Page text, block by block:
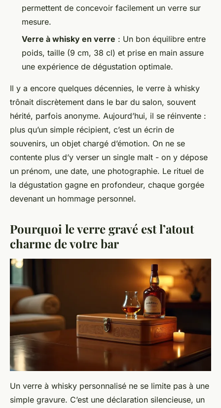
permettent de concevoir facilement un verre sur
mesure.
Verre à whisky en verre : Un bon équilibre entre
poids, taille (9 cm, 38 cl) et prise en main assure
une expérience de dégustation optimale.
Il y a encore quelques décennies, le verre à whisky
trônait discrètement dans le bar du salon, souvent
hérité, parfois anonyme. Aujourd’hui, il se réinvente :
plus qu’un simple récipient, c’est un écrin de
souvenirs, un objet chargé d’émotion. On ne se
contente plus d’y verser un single malt - on y dépose
un prénom, une date, une photographie. Le rituel de
la dégustation gagne en profondeur, chaque gorgée
devenant un hommage personnel.
Pourquoi le verre gravé est l’atout
charme de votre bar
Un verre à whisky personnalisé ne se limite pas à une
simple gravure. C’est une déclaration silencieuse, un